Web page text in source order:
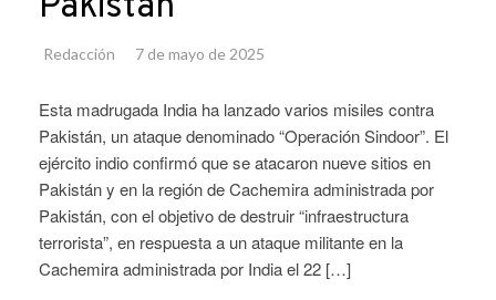
Redacción 7 de mayo de 2025
Esta madrugada India ha lanzado varios misiles contra
Pakistán, un ataque denominado “Operación Sindoor”. El
ejército indio confirmó que se atacaron nueve sitios en
Pakistán y en la región de Cachemira administrada por
Pakistán, con el objetivo de destruir “infraestructura
terrorista”, en respuesta a un ataque militante en la
Cachemira administrada por India el 22 […]